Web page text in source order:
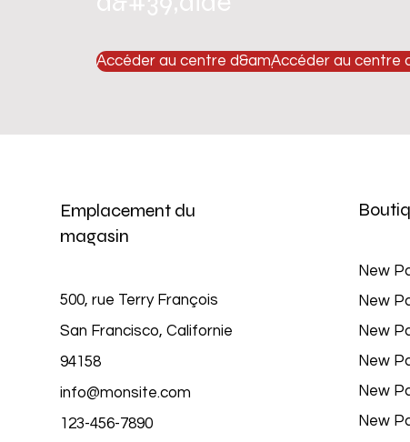
Accéder au centre d&amp;#39;aide
Accéder au centre
Emplacement du
magasin
500, rue Terry François
San Francisco, Californie
94158
info@monsite.com
123-456-7890
New
New
New
New
New
New